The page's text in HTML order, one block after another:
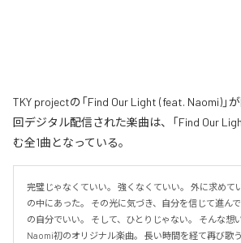
TKY projectの「Find Our Light (feat. Naomi)」
回デジタル配信された楽曲は、「Find Our
む全1曲となっている。
完璧じゃなくていい。 強くなくていい。 外に求めて
の中にあった。 その光に気づき、自分を信じて進ん
の自分でいい。 そして、ひとりじゃない。 そんな想
Naomi初のオリジナル楽曲。 長い時間を経て再び歌